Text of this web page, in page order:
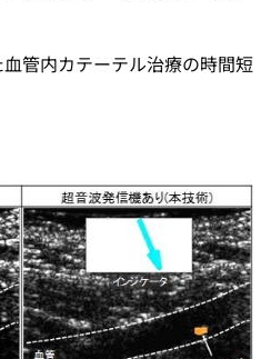
管内カテーテル治療の時間短